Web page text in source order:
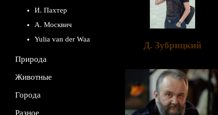
И. Пахтер
А. Москвич
Yulia van der Waa
Природа
Животные
Города
Разное
Д. Зубрицкий